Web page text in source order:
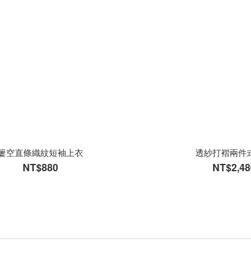
空直條織紋短袖上衣
NT$880
透紗打褶兩件